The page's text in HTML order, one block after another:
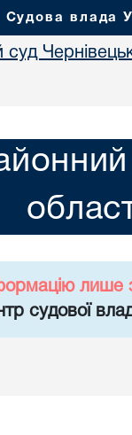
Судова влада
лише
судової